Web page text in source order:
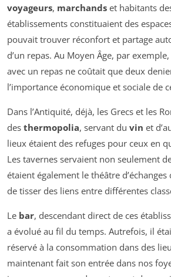
voyageurs, marchands et habitants
établissements constituaient des
pouvait trouver réconfort et partage
d’un repas. Au Moyen Âge, par
avec un repas ne coûtait que deux
l’importance économique et sociale de
Dans l’Antiquité, déjà, les Grecs et les
des thermopolia, servant du vin et
lieux étaient des refuges pour ceux en
Les tavernes servaient non seulement
étaient également le théâtre
de tisser des liens entre différentes
Le bar, descendant direct de ces
a évolué au fil du temps. Autrefois, il
réservé à la consommation dans des
maintenant fait son entrée dans nos